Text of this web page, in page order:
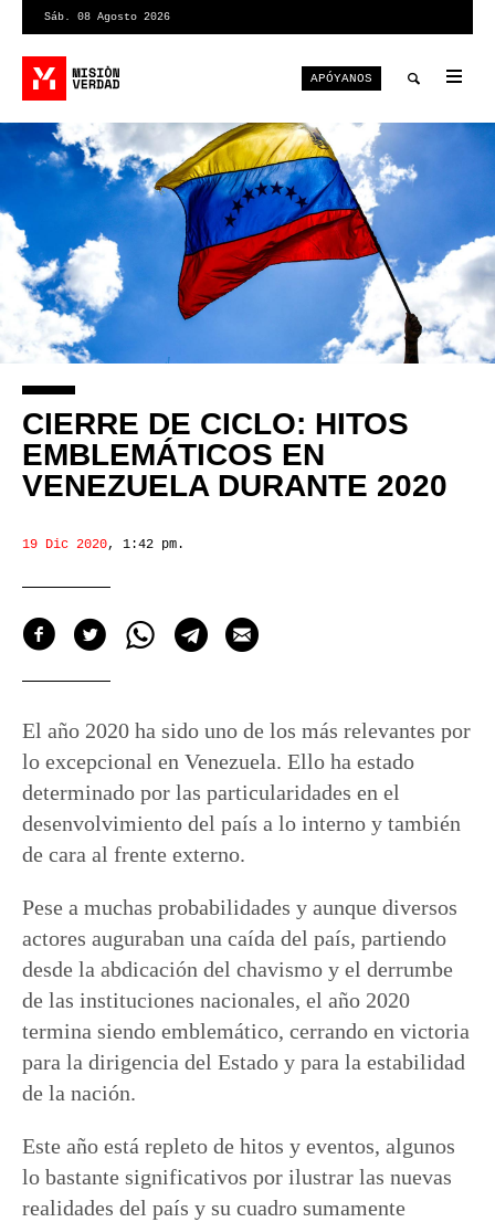
Pasar
contenido
principal
Sáb. 08 Agosto 2026
Toggle
search
APÓYANOS
CIERRE DE CICLO: HITOS
EMBLEMÁTICOS EN
VENEZUELA DURANTE 2020
19 Dic 2020, 1:42 pm.
El año 2020 ha sido uno de los más relevantes por
lo excepcional en Venezuela. Ello ha estado
determinado por las particularidades en el
desenvolvimiento del país a lo interno y también
de cara al frente externo.
Pese a muchas probabilidades y aunque diversos
actores auguraban una caída del país, partiendo
desde la abdicación del chavismo y el derrumbe
de las instituciones nacionales, el año 2020
termina siendo emblemático, cerrando en victoria
para la dirigencia del Estado y para la estabilidad
de la nación.
Este año está repleto de hitos y eventos, algunos
lo bastante significativos por ilustrar las nuevas
realidades del país y su cuadro sumamente